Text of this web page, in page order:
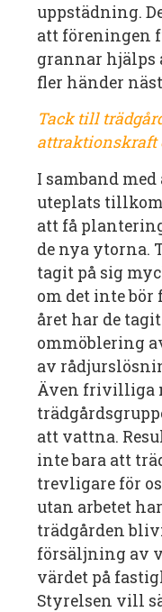
uppstädning.
att föreningen
grannar hjälps
fler händer
Tack till
attraktionskraft
I samband
uteplats
att få
de nya ytorna.
tagit på sig
om det inte bör
året har de
ommöblering
av
Även frivilliga
att vattna.
inte bara att
trevligare för
utan arbetet
trädgården
försäljning av
värdet på
Styrelsen vill